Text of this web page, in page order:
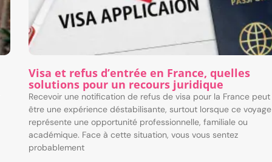
Visa et refus d’entrée en France, quelles
solutions pour un recours juridique
Recevoir une notification de refus de visa pour la France peut
être une expérience déstabilisante, surtout lorsque ce voyage
représente une opportunité professionnelle, familiale ou
académique. Face à cette situation, vous vous sentez
probablement